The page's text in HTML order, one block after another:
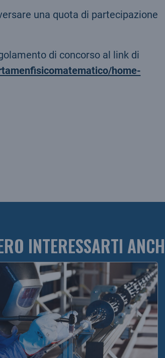
una quota di partecipazione
di concorso al link di
home-
INTERESSARTI